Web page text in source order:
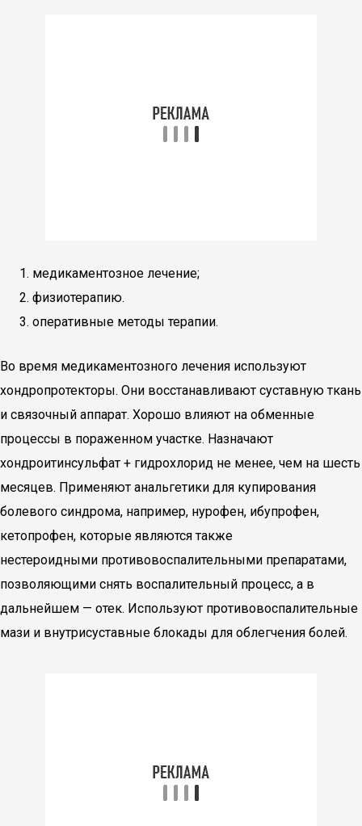
медикаментозное лечение;
физиотерапию.
оперативные методы терапии.
Во время медикаментозного лечения используют
хондропротекторы. Они восстанавливают суставную ткань
и связочный аппарат. Хорошо влияют на обменные
процессы в пораженном участке. Назначают
хондроитинсульфат + гидрохлорид не менее, чем на шесть
месяцев. Применяют анальгетики для купирования
болевого синдрома, например, нурофен, ибупрофен,
кетопрофен, которые являются также
нестероидными противовоспалительными препаратами,
позволяющими снять воспалительный процесс, а в
дальнейшем — отек. Используют противовоспалительные
мази и внутрисуставные блокады для облегчения болей.